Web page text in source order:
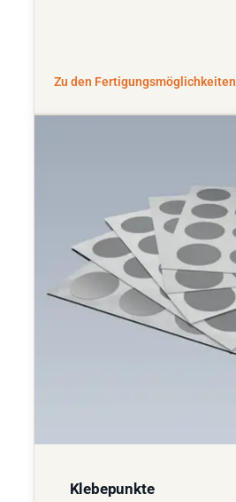
Zu den Fertigungsmöglichkeiten
Klebepunkte